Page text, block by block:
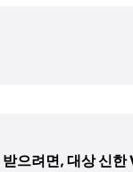
으려면, 대상 신